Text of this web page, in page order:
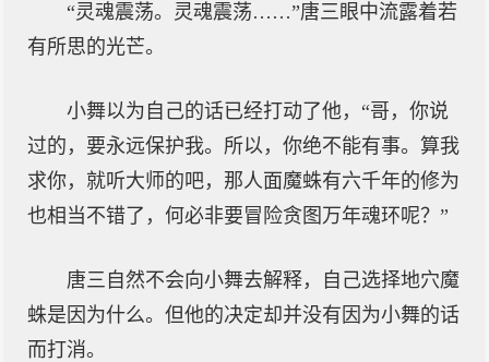
“灵魂震荡。灵魂震荡……”唐三眼中流露着若
有所思的光芒。
小舞以为自己的话已经打动了他，“哥，你说
过的，要永远保护我。所以，你绝不能有事。算我
求你，就听大师的吧，那人面魔蛛有六千年的修为
也相当不错了，何必非要冒险贪图万年魂环呢？”
唐三自然不会向小舞去解释，自己选择地穴魔
蛛是因为什么。但他的决定却并没有因为小舞的话
而打消。